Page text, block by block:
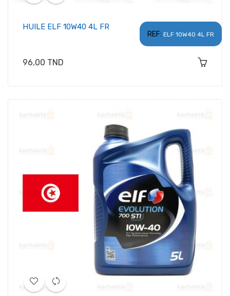
REF: ELF 10W40 4L FR
HUILE ELF 10W40 4L FR
Prix
96,00 TND